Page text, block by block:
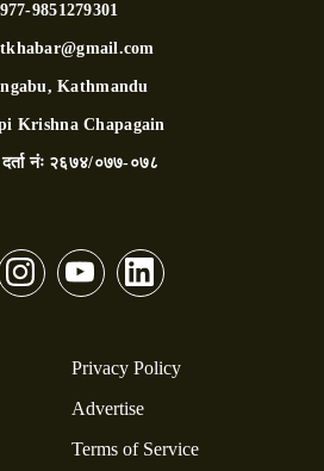
977-9851279301
Kathmandu
Krishna Chapagain
नंः २६७४/०७७-०७८
Privacy Policy
Advertise
Terms of Service